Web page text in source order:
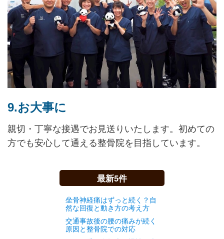
9.お大事に
親切・丁寧な接遇でお見送りいたします。初めての
方でも安心して通える整骨院を目指しています。
最新5件
坐骨神経痛はずっと続く？自
然な回復と動き方の考え方
交通事故後の腰の痛みが続く
原因と整骨院での対応